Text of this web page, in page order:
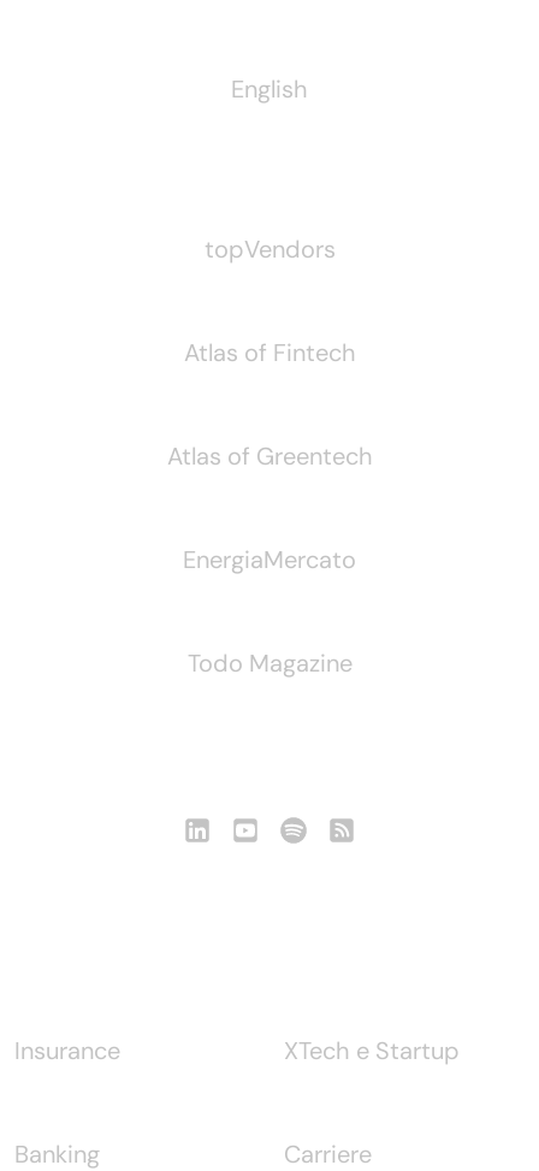
English
topVendors
Atlas of Fintech
Atlas of Greentech
EnergiaMercato
Todo Magazine
Insurance
Banking
XTech e Startup
Carriere